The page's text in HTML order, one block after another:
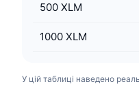
500 XLM
1000 XLM
У цій таблиці наведено